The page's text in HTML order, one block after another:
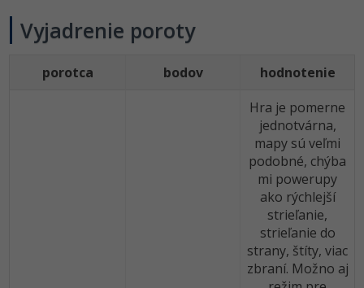
Vyjadrenie poroty
porotca bodov hodnotenie
Hra je pomerne
jednotvárna,
mapy sú veľmi
podobné, chýba
mi powerupy
ako rýchlejší
strieľanie,
strieľanie do
strany, štíty, viac
zbraní. Možno aj